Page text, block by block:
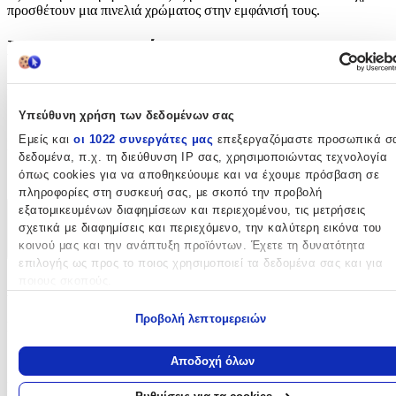
Υπεύθυνη χρήση των δεδομένων σας
Εμείς και οι 1022 συνεργάτες μας επεξεργαζόμαστε προσωπικά
δεδομένα, π.χ. τη διεύθυνση IP σας, χρησιμοποιώντας τεχνολογία
όπως cookies για να αποθηκεύουμε και να έχουμε πρόσβαση σε
πληροφορίες στη συσκευή σας, με σκοπό την προβολή
εξατομικευμένων διαφημίσεων και περιεχομένου, τις μετρήσεις
σχετικά με διαφημίσεις και περιεχόμενο, την καλύτερη εικόνα του
κοινού μας και την ανάπτυξη προϊόντων. Έχετε τη δυνατότητα
επιλογής ως προς το ποιος χρησιμοποιεί τα δεδομένα σας και για
Εάν μας επιτρέπετε, θα θέλαμε επίσης:
τοποθεσία, οι οποίες μπορεί να είναι ακριβείς σε απόσταση
Να αναγνωρίσουμε τη συσκευή σας σαρώνοντας ενεργά για
Προβολή λεπτομερειών
Αποδοχή όλων
προσθέτουν μια πινελιά χρώματος στην εμφάνισή τους.
Χαρακτηριστικά
Κατασκευαστής:
ikonka
Είδος:
Καλύμματα Παπουτσιών
Χαρακτηριστικά
+
Χαρακτηριστικά
Είδος: